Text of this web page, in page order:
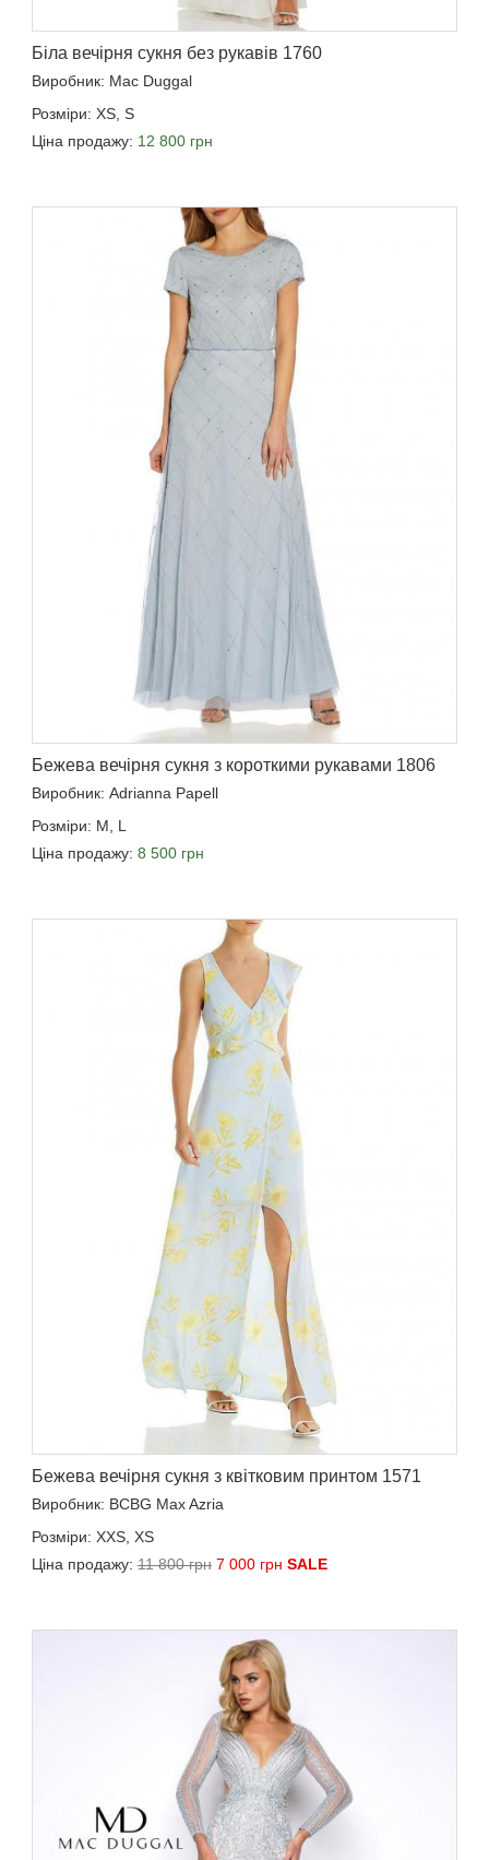
Біла вечірня сукня без рукавів 1760
Виробник: Mac Duggal
Розміри: XS, S
Ціна продажу: 12 800 грн
Бежева вечірня сукня з короткими рукавами 1806
Виробник: Adrianna Papell
Розміри: M, L
Ціна продажу: 8 500 грн
Бежева вечірня сукня з квітковим принтом 1571
Виробник: BCBG Max Azria
Розміри: XXS, XS
Ціна продажу: 11 800 грн 7 000 грн SALE